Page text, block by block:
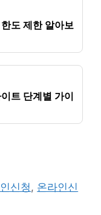
도 제한 알아보
트 단계별 가이
신청, 온라인신